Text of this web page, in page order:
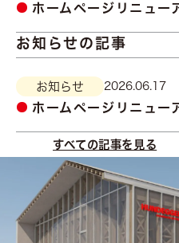
ホームページリニュー
お知らせの記事
ホームページリニュー
お知らせ 2026.06.17
すべての記事を見る